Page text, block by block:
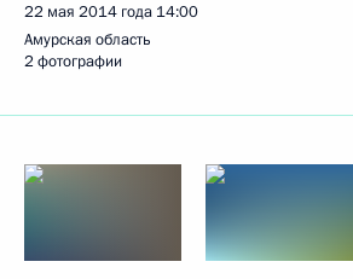
22 мая 2014 года 14:00
Амурская область
2 фотографии